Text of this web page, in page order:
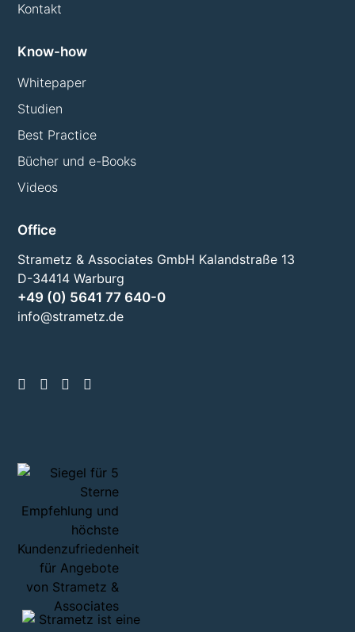
Kontakt
Know-how
Whitepaper
Studien
Best Practice
Bücher und e-Books
Videos
Office
Strametz & Associates GmbH Kalandstraße 13
D-34414 Warburg
+49 (0) 5641 77 640-0
info@strametz.de